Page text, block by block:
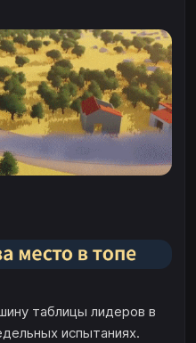
таблицы лидеров в
испытаниях.